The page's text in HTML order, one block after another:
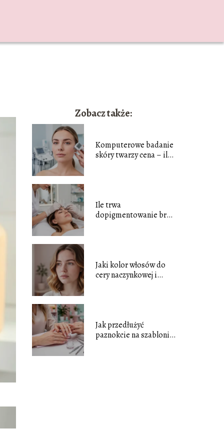
Zobacz także:
Komputerowe badanie
skóry twarzy cena – ile
Ile trwa
dopigmentowanie brwi
Jaki kolor włosów do
cery naczynkowej i
Jak przedłużyć
paznokcie na szablonie